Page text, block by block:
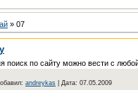
» 07
поиск по сайту можно вести с
andreykas Дата: 07.05.2009